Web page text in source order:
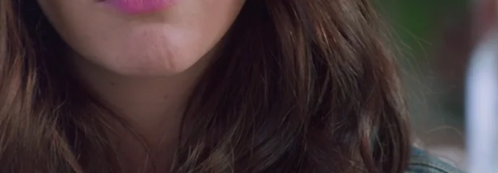
2022, 19:04
se ha movido por el interés y la venganza
otra cosa que actuar en su propio beneficio y,
enteró de que la madre de su hijo se había
en secreto con su hermano Álvaro, las cosas no
que empeorar.